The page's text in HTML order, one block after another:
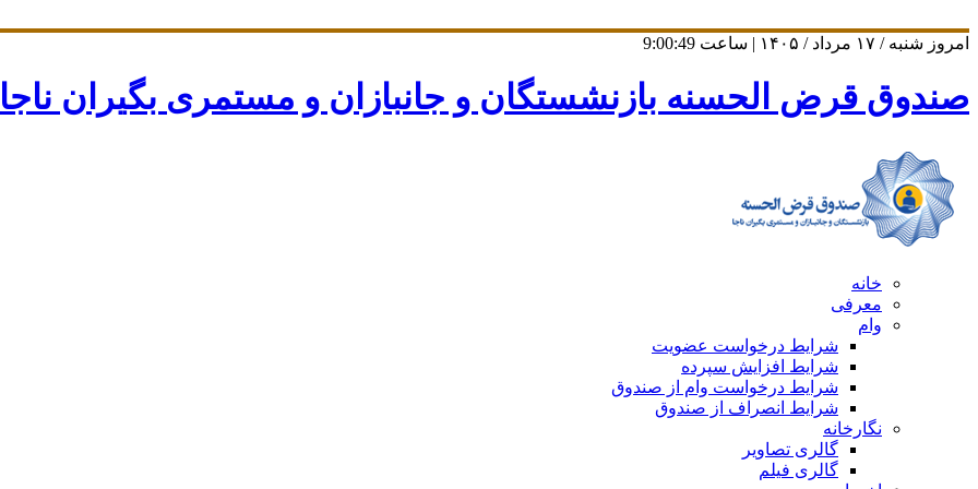
امروز شنبه / ۱۷ مرداد / ۱۴۰۵ | ساعت 9:00:50
صندوق قرض الحسنه بازنشستگان و جانبازان و مستمری بگیران ناجا
خانه
معرفی
وام
شرایط درخواست عضویت
شرایط افزایش سپرده
شرایط درخواست وام از صندوق
شرایط انصراف از صندوق
نگارخانه
گالری تصاویر
گالری فیلم